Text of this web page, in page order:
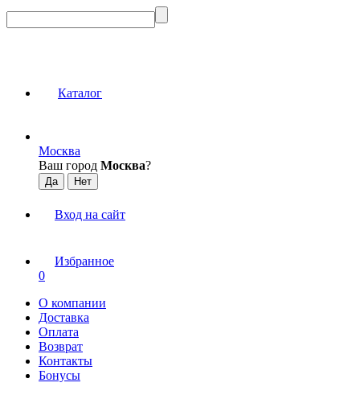
Каталог
Москва
Ваш город Москва?
Вход на сайт
Избранное
0
О компании
Доставка
Оплата
Возврат
Контакты
Бонусы